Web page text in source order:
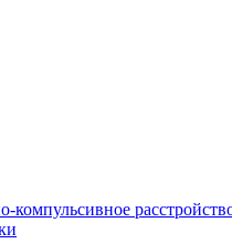
компульсивное